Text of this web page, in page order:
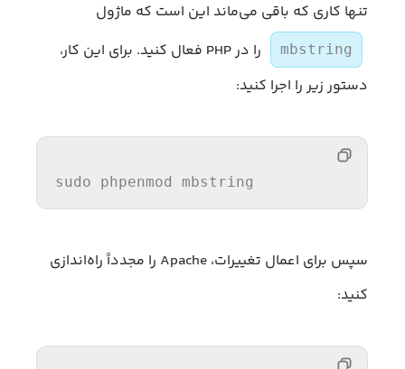
تنها کاری که باقی می‌ماند این است که ماژول
mbstring
را در PHP فعال کنید. برای این کار،
دستور زیر را اجرا کنید:
sudo phpenmod mbstring
سپس برای اعمال تغییرات، Apache را مجدداً راه‌اندازی
کنید: